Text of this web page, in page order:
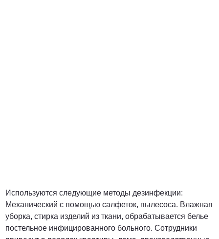
Используются следующие методы дезинфекции:
Механический с помощью салфеток, пылесоса. Влажная
уборка, стирка изделий из ткани, обрабатывается белье
постельное инфицированного больного. Сотрудники